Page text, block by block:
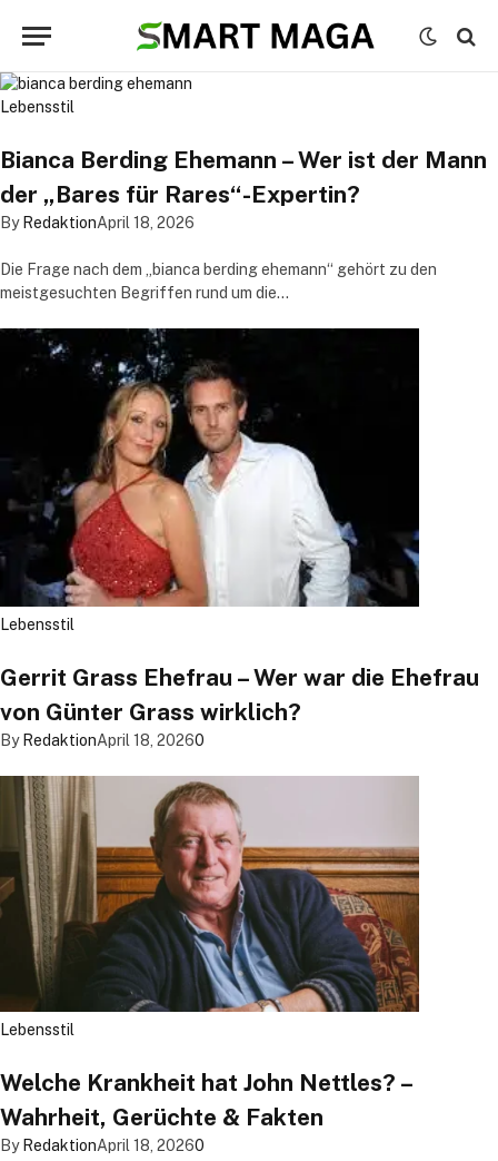
Lebensstil
Bianca Berding Ehemann – Wer ist der Mann
der „Bares für Rares“-Expertin?
By RedaktionApril 18, 2026
Die Frage nach dem „bianca berding ehemann“ gehört zu den
meistgesuchten Begriffen rund um die…
Lebensstil
Gerrit Grass Ehefrau – Wer war die Ehefrau
von Günter Grass wirklich?
By RedaktionApril 18, 20260
Lebensstil
Welche Krankheit hat John Nettles? –
Wahrheit, Gerüchte & Fakten
By RedaktionApril 18, 20260